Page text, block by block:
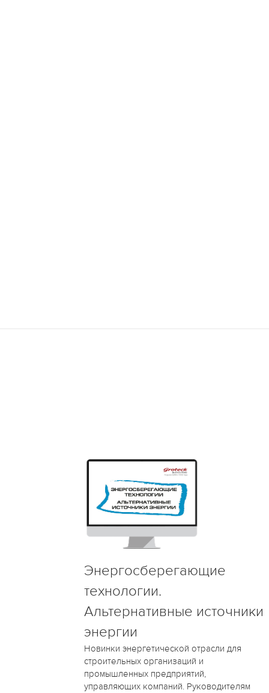
Энергосберегающие
технологии.
Альтернативные источники
энергии
Новинки энергетической отрасли для
строительных организаций и
промышленных предприятий,
управляющих компаний. Руководителям